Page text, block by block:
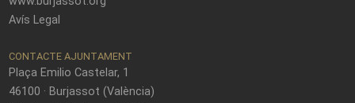
Avís Legal
CONTACTE AJUNTAMENT
Plaça Emilio Castelar, 1
46100 · Burjassot (València)